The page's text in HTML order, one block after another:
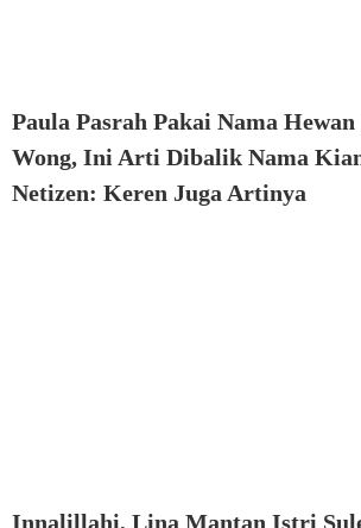
Paula Pasrah Pakai Nama
Wong, Ini Arti Dibalik Nama
Netizen: Keren Juga Artinya
Innalillahi, Lina Mantan Istri